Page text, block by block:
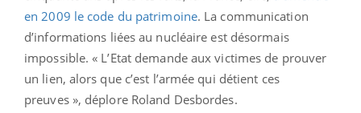
en 2009 le code du patrimoine. La communication
d’informations liées au nucléaire est désormais
impossible. « L’Etat demande aux victimes de prouver
un lien, alors que c’est l’armée qui détient ces
preuves », déplore Roland Desbordes.